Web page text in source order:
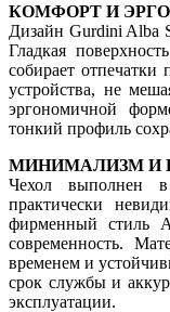
КОМФОРТ И
Дизайн Gurdini Alba
Гладкая
собирает отпечатки
устройства, не
эргономичной
тонкий профиль
МИНИМАЛИЗМ И
Чехол выполнен
практически
фирменный стиль
современность.
временем и
срок службы и
эксплуатации.